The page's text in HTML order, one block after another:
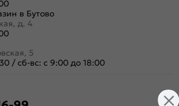
в Бутово
д. 4
5
/ сб-вс: с 9:00 до 18:00